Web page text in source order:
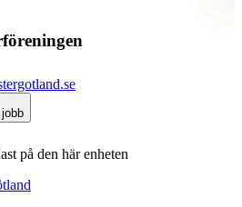
på den här enheten